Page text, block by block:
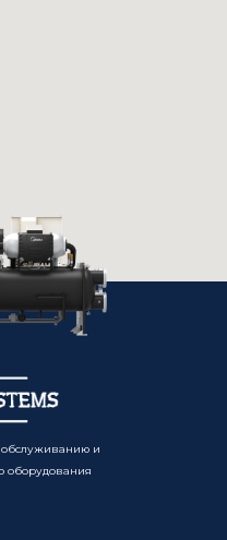
и
оборудования